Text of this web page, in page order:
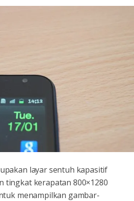
layar sentuh kapasitif
tingkat kerapatan 800×1280
menampilkan gambar-